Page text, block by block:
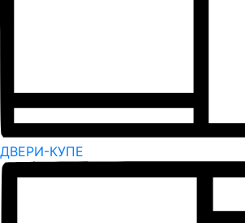
ДВЕРИ-КУПЕ